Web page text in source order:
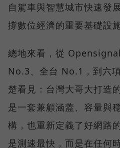
自駕車與智慧城市快速發
撐數位經濟的重要基礎設施
總地來看，從
No.3、全台 No.1，到六
楚看見：台灣大哥大打造
是一套兼顧涵蓋、容量與
構，也重新定義了好網路
是測速最快，而是在任何